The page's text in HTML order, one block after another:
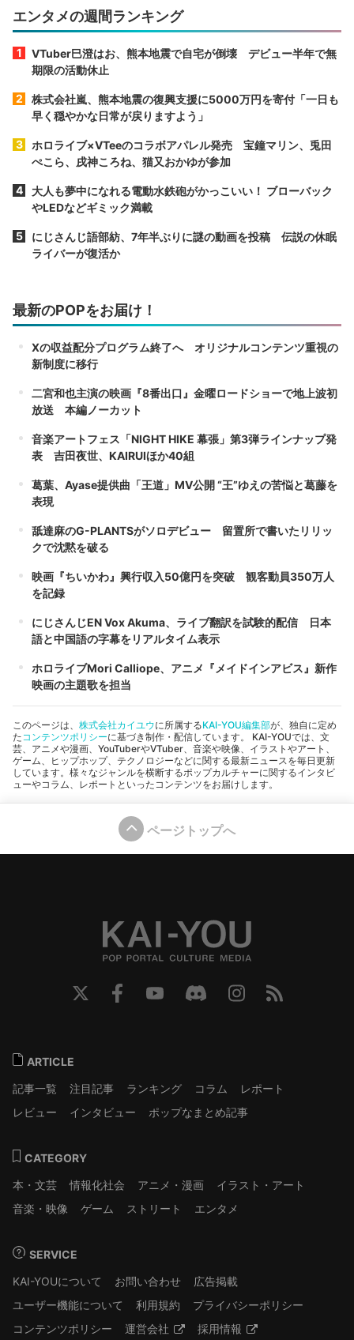
エンタメの週間ランキング
VTuber巳澄はお、熊本地震で自宅が倒壊 デビュー半年で無
期限の活動休止
株式会社嵐、熊本地震の復興支援に5000万円を寄付「一日も
早く穏やかな日常が戻りますよう」
ホロライブ×VTeeのコラボアパレル発売 宝鐘マリン、兎田
ぺこら、戌神ころね、猫又おかゆが参加
大人も夢中になれる電動水鉄砲がかっこいい！ ブローバック
やLEDなどギミック満載
にじさんじ語部紡、7年半ぶりに謎の動画を投稿 伝説の休眠
ライバーが復活か
最新のPOPをお届け！
Xの収益配分プログラム終了へ オリジナルコンテンツ重視の
新制度に移行
二宮和也主演の映画『8番出口』金曜ロードショーで地上波初
放送 本編ノーカット
音楽アートフェス「NIGHT HIKE 幕張」第3弾ラインナップ発
表 吉田夜世、KAIRUIほか40組
葛葉、Ayase提供曲「王道」MV公開 “王”ゆえの苦悩と葛藤を
表現
舐達麻のG-PLANTSがソロデビュー 留置所で書いたリリッ
クで沈黙を破る
映画『ちいかわ』興行収入50億円を突破 観客動員350万人
を記録
にじさんじEN Vox Akuma、ライブ翻訳を試験的配信 日本
語と中国語の字幕をリアルタイム表示
ホロライブMori Calliope、アニメ『メイドインアビス』新作
映画の主題歌を担当
このページは、 株式会社カイユウに所属するKAI-YOU編集部が、独自に定め
たコンテンツポリシーに基づき制作・配信しています。 KAI-YOUでは、文
芸、アニメや漫画、YouTuberやVTuber、音楽や映像、イラストやアート、
ゲーム、ヒップホップ、テクノロジーなどに関する最新ニュースを毎日更新
しています。様々なジャンルを横断するポップカルチャーに関するインタビ
ューやコラム、レポートといったコンテンツをお届けします。
ページトップへ
ARTICLE
記事一覧
注目記事 ランキング コラム
レポート
レビュー
インタビュー ポップなまとめ記事
CATEGORY
本・文芸
情報化社会 アニメ・漫画
イラスト・アート
音楽・映像
ゲーム ストリート エンタメ
SERVICE
KAI-YOUについて
お問い合わせ
広告掲載
ユーザー機能について
利用規約
プライバシーポリシー
コンテンツポリシー
運営会社 採用情報